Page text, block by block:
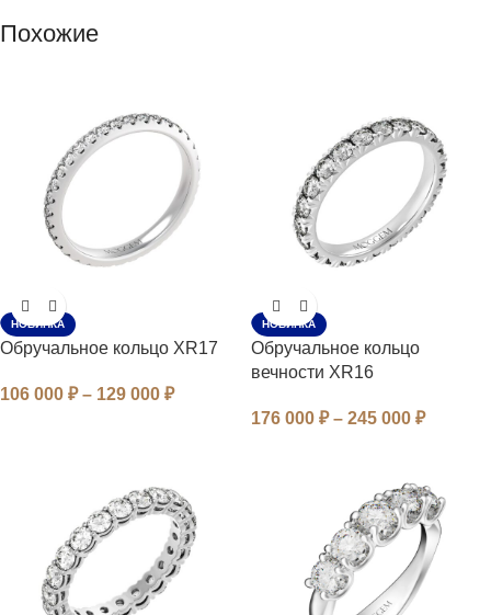
Похожие
НОВИНКА
Обручальное кольцо XR17
106 000 ₽ – 129 000 ₽
НОВИНКА
Обручальное кольцо
вечности XR16
176 000 ₽ – 245 000 ₽